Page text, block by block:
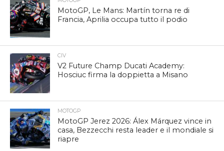
MotoGP, Le Mans: Martín torna re di
Francia, Aprilia occupa tutto il podio
CIV
V2 Future Champ Ducati Academy:
Hosciuc firma la doppietta a Misano
MOTOGP
MotoGP Jerez 2026: Álex Márquez vince in
casa, Bezzecchi resta leader e il mondiale si
riapre